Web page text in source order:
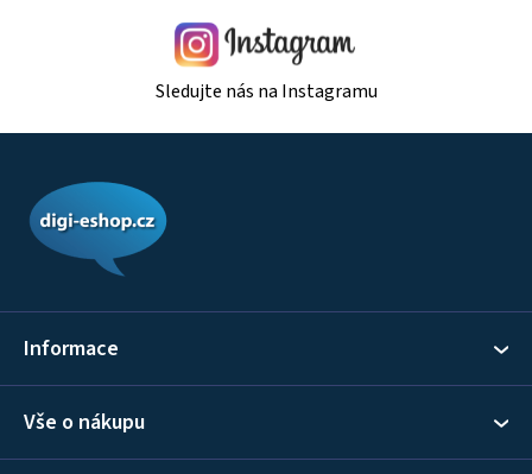
Sledujte nás na Instagramu
Informace
Vše o nákupu